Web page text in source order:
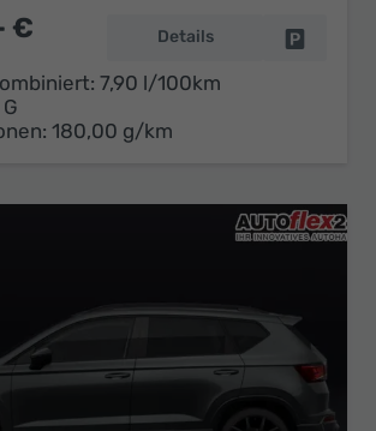
€ Details
7,90 l/100km
G
180,00 g/km